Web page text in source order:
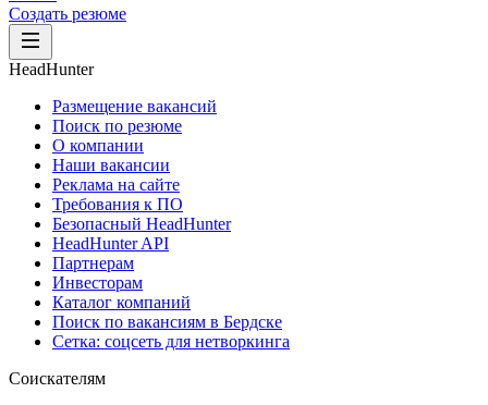
Создать резюме
HeadHunter
Размещение вакансий
Поиск по резюме
О компании
Наши вакансии
Реклама на сайте
Требования к ПО
Безопасный HeadHunter
HeadHunter API
Партнерам
Инвесторам
Каталог компаний
Поиск по вакансиям в Бердске
Сетка: соцсеть для нетворкинга
Соискателям